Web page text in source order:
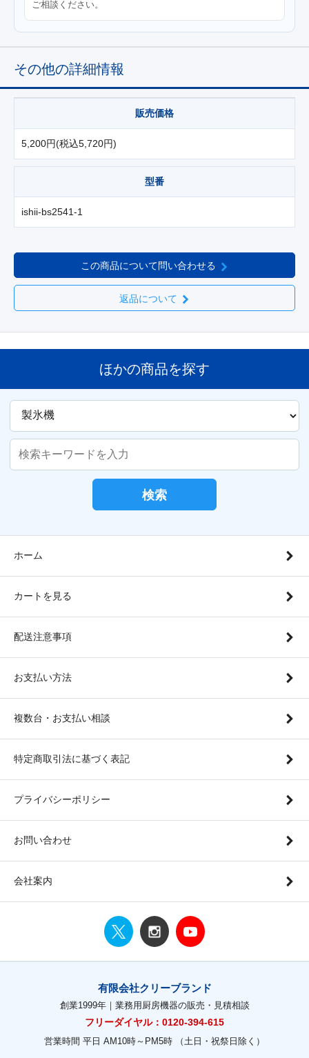
ご相談ください。
その他の詳細情報
販売価格
5,200円(税込5,720円)
型番
ishii-bs2541-1
この商品について問い合わせる
返品について
ほかの商品を探す
検索
ホーム
カートを見る
配送注意事項
お支払い方法
複数台・お支払い相談
特定商取引法に基づく表記
プライバシーポリシー
お問い合わせ
会社案内
有限会社クリーブランド
創業1999年｜業務用厨房機器の販売・見積相談
フリーダイヤル：0120-394-615
営業時間 平日 AM10時～PM5時 （土日・祝祭日除く）